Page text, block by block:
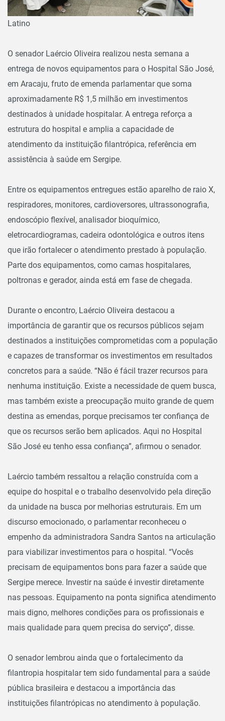
Latino
O senador Laércio Oliveira realizou nesta semana a
entrega de novos equipamentos para o Hospital São José,
em Aracaju, fruto de emenda parlamentar que soma
aproximadamente R$ 1,5 milhão em investimentos
destinados à unidade hospitalar. A entrega reforça a
estrutura do hospital e amplia a capacidade de
atendimento da instituição filantrópica, referência em
assistência à saúde em Sergipe.
Entre os equipamentos entregues estão aparelho de raio X,
respiradores, monitores, cardioversores, ultrassonografia,
endoscópio flexível, analisador bioquímico,
eletrocardiogramas, cadeira odontológica e outros itens
que irão fortalecer o atendimento prestado à população.
Parte dos equipamentos, como camas hospitalares,
poltronas e gerador, ainda está em fase de chegada.
Durante o encontro, Laércio Oliveira destacou a
importância de garantir que os recursos públicos sejam
destinados a instituições comprometidas com a população
e capazes de transformar os investimentos em resultados
concretos para a saúde. “Não é fácil trazer recursos para
nenhuma instituição. Existe a necessidade de quem busca,
mas também existe a preocupação muito grande de quem
destina as emendas, porque precisamos ter confiança de
que os recursos serão bem aplicados. Aqui no Hospital
São José eu tenho essa confiança”, afirmou o senador.
Laércio também ressaltou a relação construída com a
equipe do hospital e o trabalho desenvolvido pela direção
da unidade na busca por melhorias estruturais. Em um
discurso emocionado, o parlamentar reconheceu o
empenho da administradora Sandra Santos na articulação
para viabilizar investimentos para o hospital. “Vocês
precisam de equipamentos bons para fazer a saúde que
Sergipe merece. Investir na saúde é investir diretamente
nas pessoas. Equipamento na ponta significa atendimento
mais digno, melhores condições para os profissionais e
mais qualidade para quem precisa do serviço”, disse.
O senador lembrou ainda que o fortalecimento da
filantropia hospitalar tem sido fundamental para a saúde
pública brasileira e destacou a importância das
instituições filantrópicas no atendimento à população.